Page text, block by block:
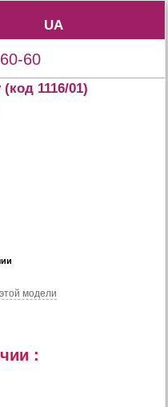
UA
UA
60-60
(код 1116/01)
модели
: